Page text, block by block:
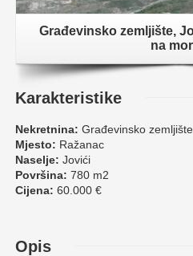
Građevinsko zemljište,
na
Karakteristike
Nekretnina: Građevinsko zemljište
Mjesto: Ražanac
Naselje: Jovići
Površina: 780 m2
Cijena: 60.000 €
Opis